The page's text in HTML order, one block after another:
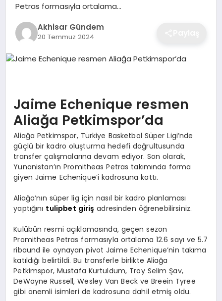
Petras formasıyla ortalama…
Akhisar Gündem
20 Temmuz 2024
Jaime Echenique resmen
Aliağa Petkimspor’da
Aliağa Petkimspor, Türkiye Basketbol Süper Ligi’nde
güçlü bir kadro oluşturma hedefi doğrultusunda
transfer çalışmalarına devam ediyor. Son olarak,
Yunanistan’ın Promitheas Petras takımında forma
giyen Jaime Echenique’i kadrosuna kattı.
Aliağa’nın süper lig için nasıl bir kadro planlaması
yaptığını tulipbet giriş adresinden öğrenebilirsiniz.
Kulübün resmi açıklamasında, geçen sezon
Promitheas Petras formasıyla ortalama 12.6 sayı ve 5.7
ribaund ile oynayan pivot Jaime Echenique’nin takıma
katıldığı belirtildi. Bu transferle birlikte Aliağa
Petkimspor, Mustafa Kurtuldum, Troy Selim Şav,
DeWayne Russell, Wesley Van Beck ve Breein Tyree
gibi önemli isimleri de kadrosuna dahil etmiş oldu.